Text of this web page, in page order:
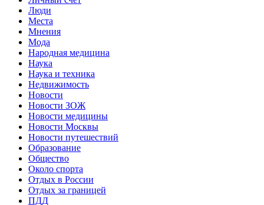
Люди
Места
Мнения
Мода
Народная медицина
Наука
Наука и техника
Недвижимость
Новости
Новости ЗОЖ
Новости медицины
Новости Москвы
Новости путешествий
Образование
Общество
Около спорта
Отдых в России
Отдых за границей
ПДД